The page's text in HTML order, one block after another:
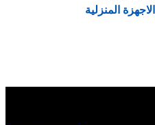
المنزلية